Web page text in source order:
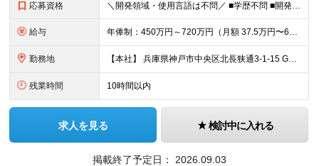
応募資格 ＼開発領域・使用言語は不問／ ■学歴不問 ■開発経験3年以上 （例：TypeScript/Next.js/Flutter/Python/Djangoなど） ★こんな方を歓迎します！ ・「特定領域だけ
給与 年俸制：450万円～720万円（月額 37.5万円〜60万円） ※経験・スキル・前職給与を最大限考慮の上、決定いたします。 ※試用期間6ヶ月あり（期間中は資格取得等各種補助および奨学金支援手当は対象
勤務地 【本社】 兵庫県神戸市中央区北長狭通3-1-15 Gビル神戸三宮3F ※転勤はありません ※(変更の範囲)上記を除く当社関連勤務地
残業時間 10時間以内
求人を見る 検討中に入れる
掲載終了予定日： 2026.09.03